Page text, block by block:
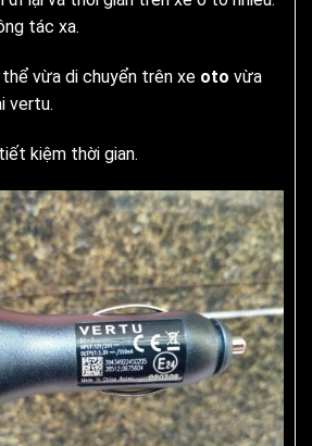
tác xa.
vừa di chuyển trên xe oto vừa
vertu.
kiệm thời gian.